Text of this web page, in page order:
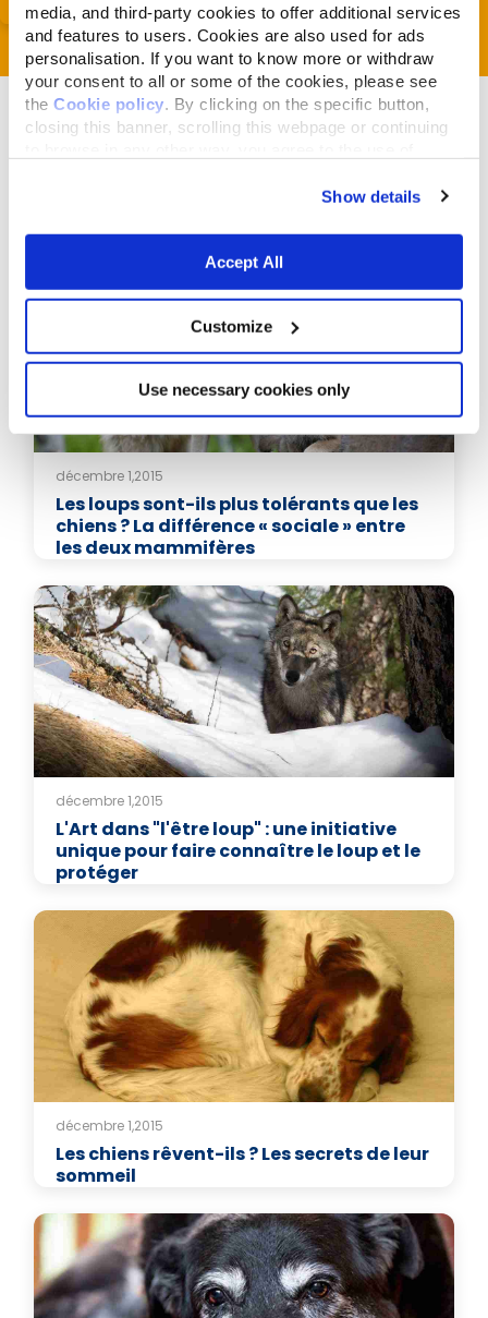
media, and third-party cookies to offer additional services
and features to users. Cookies are also used for ads
personalisation. If you want to know more or withdraw
your consent to all or some of the cookies, please see
the Cookie policy . By clicking on the specific button,
closing this banner, scrolling this webpage or continuing
Show details
Accept All
Customize
Use necessary cookies only
décembre 1,2015
Les loups sont-ils plus tolérants que les
chiens ? La différence « sociale » entre
les deux mammifères
décembre 1,2015
L'Art dans "l'être loup" : une initiative
unique pour faire connaître le loup et le
protéger
décembre 1,2015
Les chiens rêvent-ils ? Les secrets de leur
sommeil